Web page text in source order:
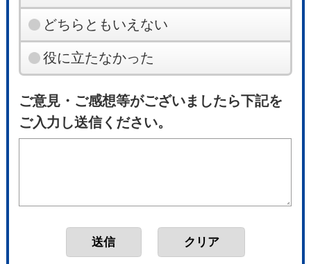
どちらともいえない
役に立たなかった
ご意見・ご感想等がございましたら下記を
ご入力し送信ください。